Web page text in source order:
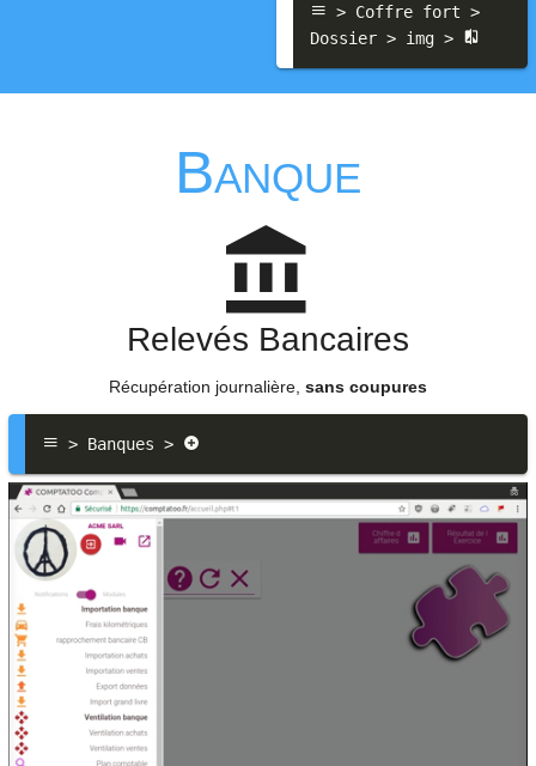
> Coffre fort >
Dossier > img >
Banque
Relevés Bancaires
Récupération journalière, sans coupures
> Banques >